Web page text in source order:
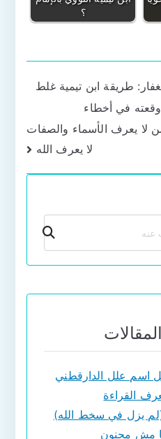
؟
طريقة ابن تيمية غلط
في أخطاء
لا يعرف الأسماء والصفات
لا يعرف الله
بحث
اسم علل الدارقطني
القراءة
يزل في سخط الله)
مش مجنون